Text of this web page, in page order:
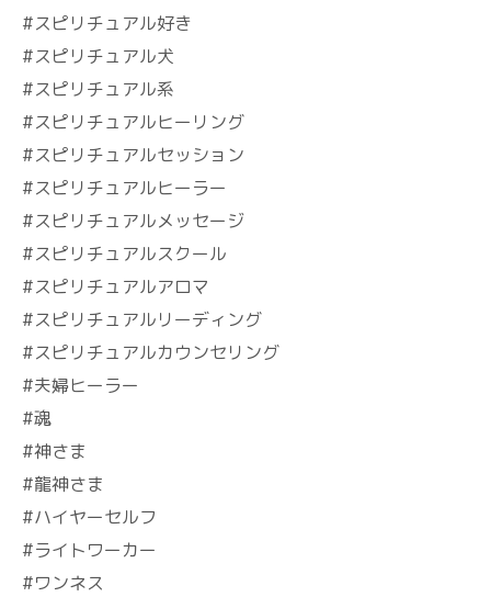
#スピリチュアル好き
#スピリチュアル犬
#スピリチュアル系
#スピリチュアルヒーリング
#スピリチュアルセッション
#スピリチュアルヒーラー
#スピリチュアルメッセージ
#スピリチュアルスクール
#スピリチュアルアロマ
#スピリチュアルリーディング
#スピリチュアルカウンセリング
#夫婦ヒーラー
#魂
#神さま
#龍神さま
#ハイヤーセルフ
#ライトワーカー
#ワンネス